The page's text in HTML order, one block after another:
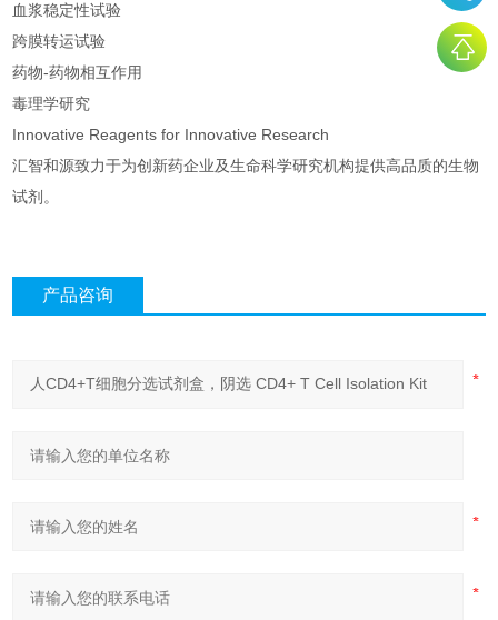
血浆稳定性试验
跨膜转运试验
药物-药物相互作用
毒理学研究
Innovative Reagents for Innovative Research
汇智和源致力于为创新药企业及生命科学研究机构提供高品质的生物
试剂。
产品咨询